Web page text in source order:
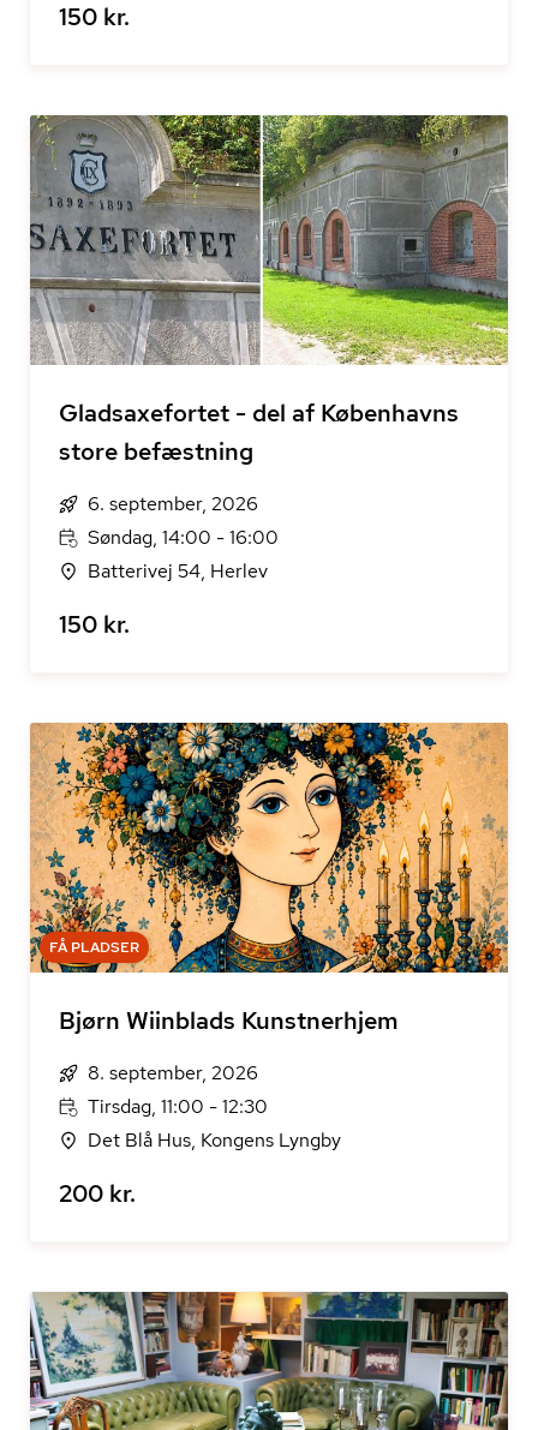
150 kr.
Gladsaxefortet - del af Københavns
store befæstning
6. september, 2026
Søndag, 14:00 - 16:00
Batterivej 54, Herlev
150 kr.
FÅ PLADSER
Bjørn Wiinblads Kunstnerhjem
8. september, 2026
Tirsdag, 11:00 - 12:30
Det Blå Hus, Kongens Lyngby
200 kr.